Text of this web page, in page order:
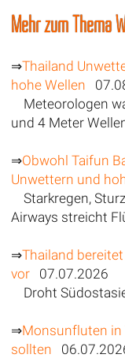
Mehr zum Thema
⇒Thailand
hohe Wellen
Meteorologen
und 4 Meter
⇒Obwohl Taifun
Unwettern und
Starkregen,
Airways streicht
⇒Thailand
vor07.07.2026
Droht
⇒Monsunfluten in
sollten